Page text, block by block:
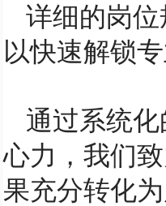
详细的岗
以快速解锁
通过系统
心力，我们
果充分转化